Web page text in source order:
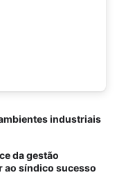
industriais
da gestão
ao síndico sucesso